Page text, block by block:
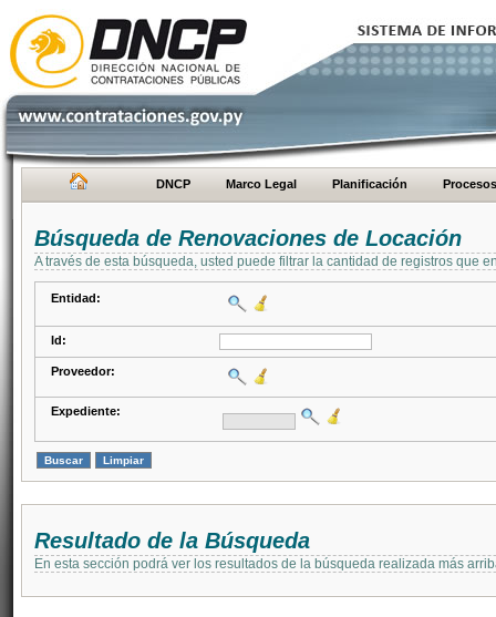
DNCP Marco Legal Planificación Procesos
Búsqueda de Renovaciones de Locación
A través de esta búsqueda, usted puede filtrar la cantidad de registros que
Entidad:
Id:
Proveedor:
Expediente:
Resultado de la Búsqueda
En esta sección podrá ver los resultados de la búsqueda realizada más